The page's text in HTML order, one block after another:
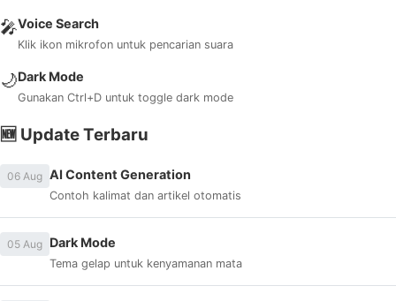
🎤Voice Search
Klik ikon mikrofon untuk pencarian suara
🌙Dark Mode
Gunakan Ctrl+D untuk toggle dark mode
🆕 Update Terbaru
06 Aug AI Content Generation
Contoh kalimat dan artikel otomatis
05 Aug Dark Mode
Tema gelap untuk kenyamanan mata